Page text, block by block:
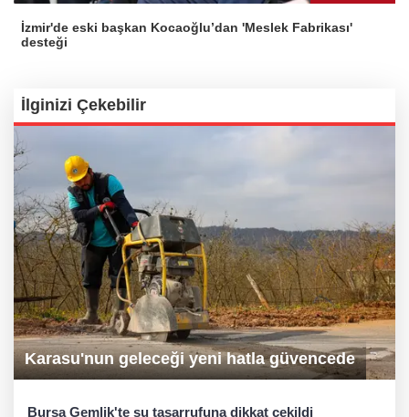
İzmir'de eski başkan Kocaoğlu’dan 'Meslek Fabrikası'
desteği
İlginizi Çekebilir
Karasu'nun geleceği yeni hatla güvencede
Bursa Gemlik'te su tasarrufuna dikkat çekildi